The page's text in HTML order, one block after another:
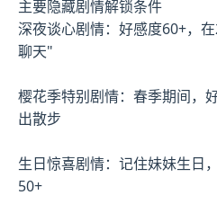
主要隐藏剧情解锁条件
深夜谈心剧情：好感度60+，
聊天"
樱花季特别剧情：春季期间，
出散步
生日惊喜剧情：记住妹妹生日
50+